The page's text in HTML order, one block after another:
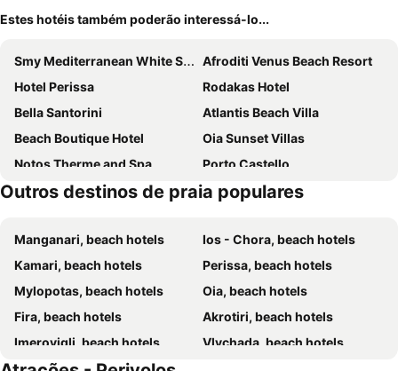
Estes hotéis também poderão interessá-lo...
Smy Mediterranean White Santorini
Afroditi Venus Beach Resort
Hotel Perissa
Rodakas Hotel
Bella Santorini
Atlantis Beach Villa
Beach Boutique Hotel
Oia Sunset Villas
Notos Therme and Spa
Porto Castello
Antinea Suites & Spa Hotel
Holiday Beach Resort
Anema Boutique Hotel & Villas Santorini
Nikki Beach Resort & Spa Santorini
Radisson Blu Zaffron Resort, Santorini
Agia Irini Rooms & Apartments
Aurora Luxury Suites
Home Hotel Uman
Kokkinos Villas
Epic View Suites
Pantheon Hotel
Blue Life Hotel
Outros destinos de praia populares
Manganari, beach hotels
Ios - Chora, beach hotels
Kamari, beach hotels
Perissa, beach hotels
Mylopotas, beach hotels
Oia, beach hotels
Fira, beach hotels
Akrotiri, beach hotels
Imerovigli, beach hotels
Vlychada, beach hotels
Karterados, beach hotels